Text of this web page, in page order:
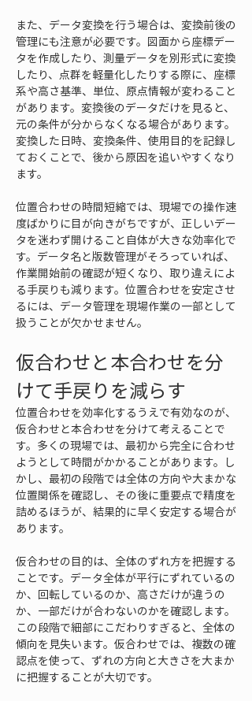
また、データ変換を行う場合は、変換前後の
管理にも注意が必要です。図面から座標デー
タを作成したり、測量データを別形式に変換
したり、点群を軽量化したりする際に、座標
系や高さ基準、単位、原点情報が変わること
があります。変換後のデータだけを見ると、
元の条件が分からなくなる場合があります。
変換した日時、変換条件、使用目的を記録し
ておくことで、後から原因を追いやすくなり
ます。
位置合わせの時間短縮では、現場での操作速
度ばかりに目が向きがちですが、正しいデー
タを迷わず開けること自体が大きな効率化で
す。データ名と版数管理がそろっていれば、
作業開始前の確認が短くなり、取り違えによ
る手戻りも減ります。位置合わせを安定させ
るには、データ管理を現場作業の一部として
扱うことが欠かせません。
仮合わせと本合わせを分
けて手戻りを減らす
位置合わせを効率化するうえで有効なのが、
仮合わせと本合わせを分けて考えることで
す。多くの現場では、最初から完全に合わせ
ようとして時間がかかることがあります。し
かし、最初の段階では全体の方向や大まかな
位置関係を確認し、その後に重要点で精度を
詰めるほうが、結果的に早く安定する場合が
あります。
仮合わせの目的は、全体のずれ方を把握する
ことです。データ全体が平行にずれているの
か、回転しているのか、高さだけが違うの
か、一部だけが合わないのかを確認します。
この段階で細部にこだわりすぎると、全体の
傾向を見失います。仮合わせでは、複数の確
認点を使って、ずれの方向と大きさを大まか
に把握することが大切です。